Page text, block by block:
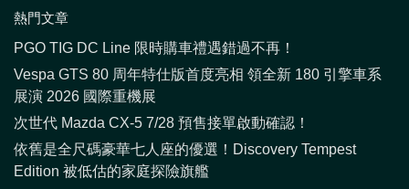
熱門文章
PGO TIG DC Line 限時購車禮遇錯過不再！
Vespa GTS 80 周年特仕版首度亮相 領全新 180 引擎車系
展演 2026 國際重機展
次世代 Mazda CX-5 7/28 預售接單啟動確認！
依舊是全尺碼豪華七人座的優選！Discovery Tempest
Edition 被低估的家庭探險旗艦